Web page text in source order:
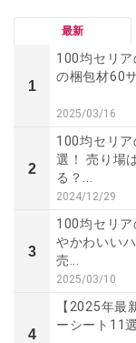
最新
1
100均セリア
の梱包材60
2025/03/16
2
100均セリ
選！ 売り場
る？...
2024/12/29
3
100均セリ
やかわいい
売...
2025/03/10
4
【2025年最
ーシート11